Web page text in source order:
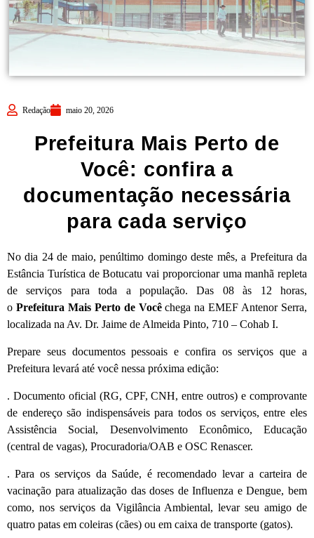
Redação maio 20, 2026
Prefeitura Mais Perto de
Você: confira a
documentação necessária
para cada serviço
No dia 24 de maio, penúltimo domingo deste mês, a Prefeitura da
Estância Turística de Botucatu vai proporcionar uma manhã repleta
de serviços para toda a população. Das 08 às 12 horas,
o Prefeitura Mais Perto de Vocêchega na EMEF Antenor Serra,
localizada na Av. Dr. Jaime de Almeida Pinto, 710 – Cohab I.
Prepare seus documentos pessoais e confira os serviços que a
Prefeitura levará até você nessa próxima edição:
. Documento oficial (RG, CPF, CNH, entre outros) e comprovante
de endereço são indispensáveis para todos os serviços, entre eles
Assistência Social, Desenvolvimento Econômico, Educação
(central de vagas), Procuradoria/OAB e OSC Renascer.
. Para os serviços da Saúde, é recomendado levar a carteira de
vacinação para atualização das doses de Influenza e Dengue, bem
como, nos serviços da Vigilância Ambiental, levar seu amigo de
quatro patas em coleiras (cães) ou em caixa de transporte (gatos).